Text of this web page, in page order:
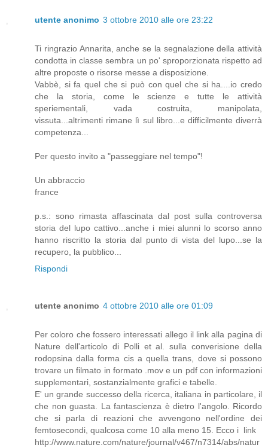
utente anonimo 3 ottobre 2010 alle ore 23:22
Ti ringrazio Annarita, anche se la segnalazione della attività
condotta in classe sembra un po' sproporzionata rispetto ad
altre proposte o risorse messe a disposizione.
Vabbè, si fa quel che si può con quel che si ha....io credo
che la storia, come le scienze e tutte le attività
speriementali, vada costruita, manipolata,
vissuta...altrimenti rimane lì sul libro...e difficilmente diverrà
competenza...
Per questo invito a "passeggiare nel tempo"!
Un abbraccio
france
p.s.: sono rimasta affascinata dal post sulla controversa
storia del lupo cattivo...anche i miei alunni lo scorso anno
hanno riscritto la storia dal punto di vista del lupo...se la
recupero, la pubblico...
Rispondi
utente anonimo 4 ottobre 2010 alle ore 01:09
Per coloro che fossero interessati allego il link alla pagina di
Nature dell'articolo di Polli et al. sulla converisione della
rodopsina dalla forma cis a quella trans, dove si possono
trovare un filmato in formato .mov e un pdf con informazioni
supplementari, sostanzialmente grafici e tabelle.
E' un grande successo della ricerca, italiana in particolare, il
che non guasta. La fantascienza è dietro l'angolo. Ricordo
che si parla di reazioni che avvengono nell'ordine dei
femtosecondi, qualcosa come 10 alla meno 15. Ecco i link
http://www.nature.com/nature/journal/v467/n7314/abs/natur